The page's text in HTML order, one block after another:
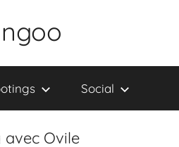
Social
avec Ovile